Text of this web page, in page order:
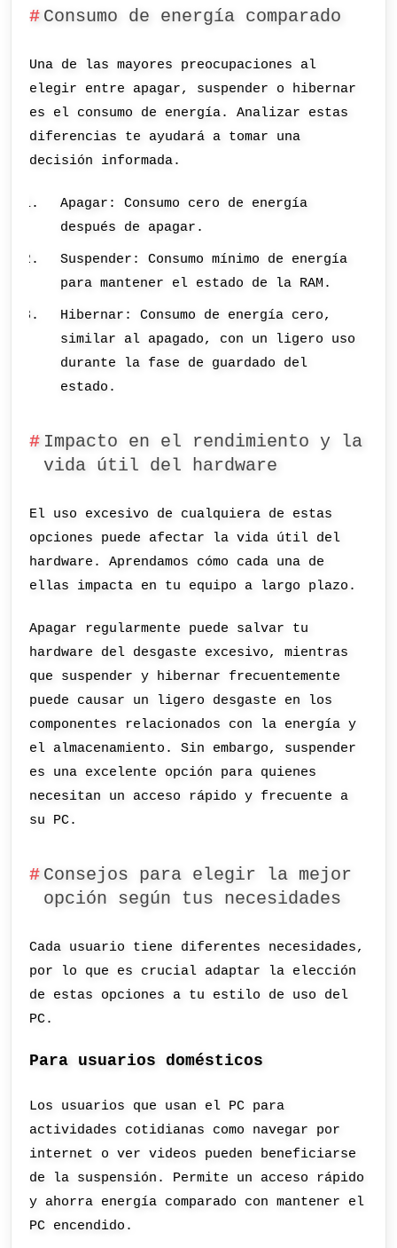
Consumo de energía comparado
Una de las mayores preocupaciones al
elegir entre apagar, suspender o hibernar
es el consumo de energía. Analizar estas
diferencias te ayudará a tomar una
decisión informada.
Apagar: Consumo cero de energía
después de apagar.
Suspender: Consumo mínimo de energía
para mantener el estado de la RAM.
Hibernar: Consumo de energía cero,
similar al apagado, con un ligero uso
durante la fase de guardado del
estado.
Impacto en el rendimiento y la
vida útil del hardware
El uso excesivo de cualquiera de estas
opciones puede afectar la vida útil del
hardware. Aprendamos cómo cada una de
ellas impacta en tu equipo a largo plazo.
Apagar regularmente puede salvar tu
hardware del desgaste excesivo, mientras
que suspender y hibernar frecuentemente
puede causar un ligero desgaste en los
componentes relacionados con la energía y
el almacenamiento. Sin embargo, suspender
es una excelente opción para quienes
necesitan un acceso rápido y frecuente a
su PC.
Consejos para elegir la mejor
opción según tus necesidades
Cada usuario tiene diferentes necesidades,
por lo que es crucial adaptar la elección
de estas opciones a tu estilo de uso del
PC.
Para usuarios domésticos
Los usuarios que usan el PC para
actividades cotidianas como navegar por
internet o ver videos pueden beneficiarse
de la suspensión. Permite un acceso rápido
y ahorra energía comparado con mantener el
PC encendido.